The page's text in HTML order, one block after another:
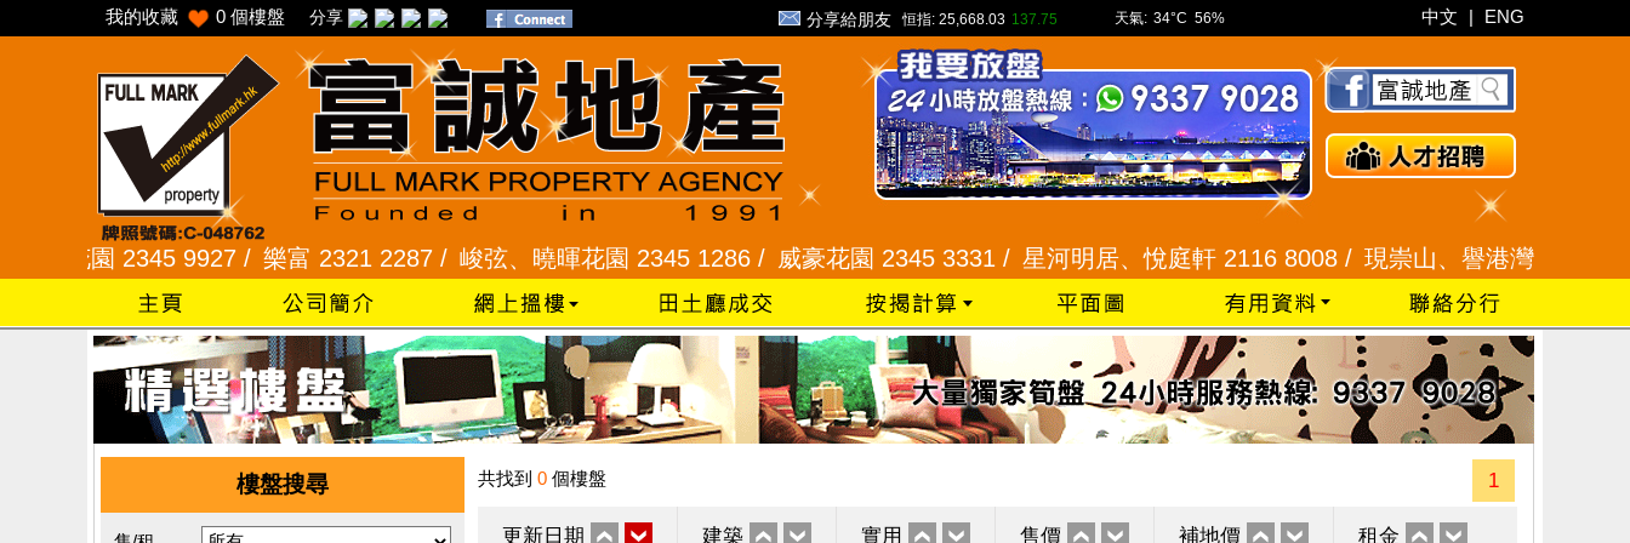
我的收藏 0 個樓盤 分享 分享給朋友 恒指: 25,668.03 137.75 天氣: 34°C 56% 中文 | ENG
園 2345 9927 /樂富 2321 2287 /峻弦、曉暉花園 2345 1286 /威豪花園 2345 3331 /星河明居、悅庭軒 2116 8008 /現崇山、譽港灣 2345 9926 /
樓盤搜尋 共找到 0 個樓盤 1
更新日期 建築 實用 售價 補地價 租金